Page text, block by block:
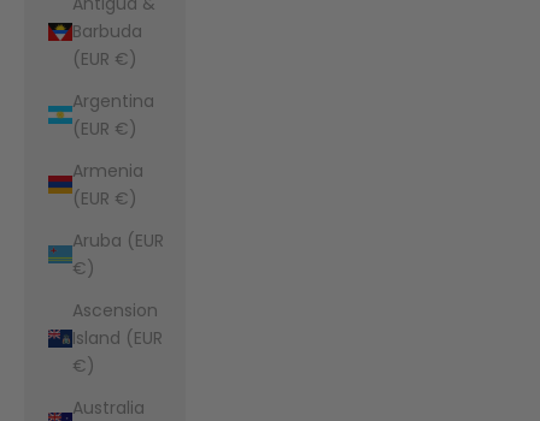
Barbuda
(EUR €)
Argentina
(EUR €)
Armenia
(EUR €)
Aruba (EUR
€)
Ascension
Island (EUR
€)
Australia